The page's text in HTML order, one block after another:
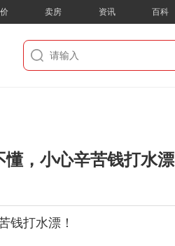
卖房 资讯 百科
，小心辛苦钱打水漂
钱打水漂！